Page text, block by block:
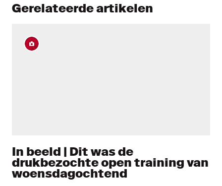
Gerelateerde artikelen
In beeld | Dit was de
drukbezochte open training van
woensdagochtend